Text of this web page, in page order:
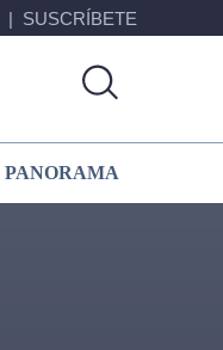
SUSCRÍBETE
PANORAMA